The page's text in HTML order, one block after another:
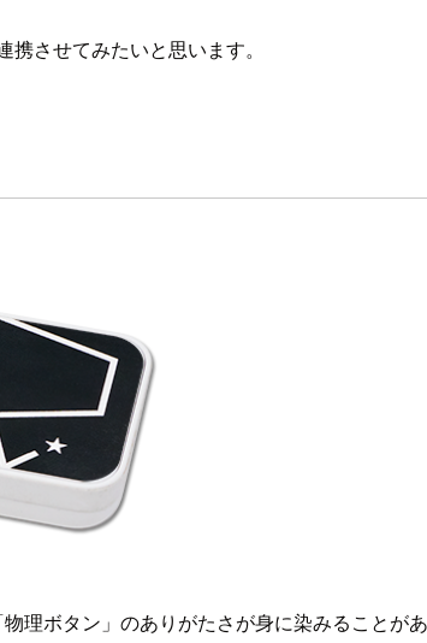
携させてみたいと思います。
理ボタン」のありがたさが身に染みること